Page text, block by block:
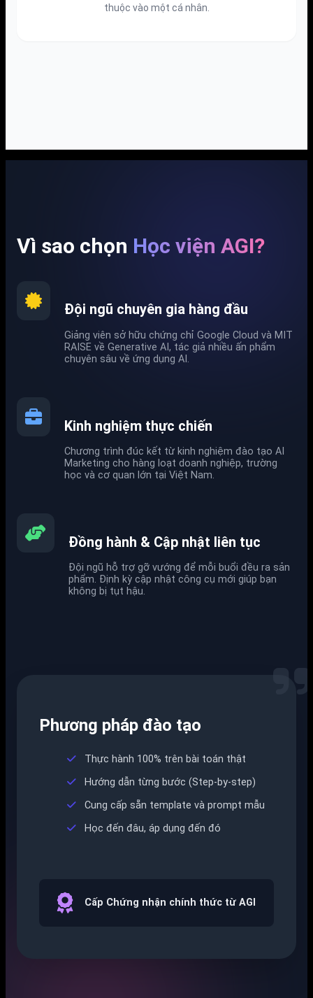
thuộc vào một cá nhân.
Vì sao chọn Học viện AGI?
Đội ngũ chuyên gia hàng đầu
Giảng viên sở hữu chứng chỉ Google Cloud và MIT
RAISE về Generative AI, tác giả nhiều ấn phẩm
chuyên sâu về ứng dụng AI.
Kinh nghiệm thực chiến
Chương trình đúc kết từ kinh nghiệm đào tạo AI
Marketing cho hàng loạt doanh nghiệp, trường
học và cơ quan lớn tại Việt Nam.
Đồng hành & Cập nhật liên tục
Đội ngũ hỗ trợ gỡ vướng để mỗi buổi đều ra sản
phẩm. Định kỳ cập nhật công cụ mới giúp bạn
không bị tụt hậu.
Phương pháp đào tạo
Thực hành 100% trên bài toán thật
Hướng dẫn từng bước (Step-by-step)
Cung cấp sẵn template và prompt mẫu
Học đến đâu, áp dụng đến đó
Cấp Chứng nhận chính thức từ AGI